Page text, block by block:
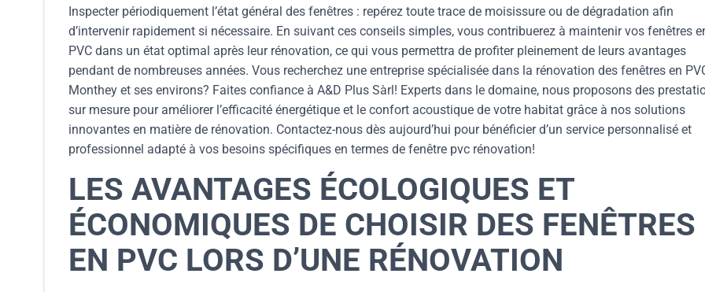
Inspecter périodiquement l’état général des fenêtres : repérez toute trace de moisissure ou de dégradation afin
d’intervenir rapidement si nécessaire. En suivant ces conseils simples, vous contribuerez à maintenir vos fenêtres
PVC dans un état optimal après leur rénovation, ce qui vous permettra de profiter pleinement de leurs avantages
pendant de nombreuses années. Vous recherchez une entreprise spécialisée dans la rénovation des fenêtres en
Monthey et ses environs? Faites confiance à A&D Plus Sàrl! Experts dans le domaine, nous proposons des
sur mesure pour améliorer l’efficacité énergétique et le confort acoustique de votre habitat grâce à nos solutions
innovantes en matière de rénovation. Contactez-nous dès aujourd’hui pour bénéficier d’un service personnalisé et
professionnel adapté à vos besoins spécifiques en termes de fenêtre pvc rénovation!
LES AVANTAGES ÉCOLOGIQUES ET
ÉCONOMIQUES DE CHOISIR DES FENÊTRES
EN PVC LORS D’UNE RÉNOVATION